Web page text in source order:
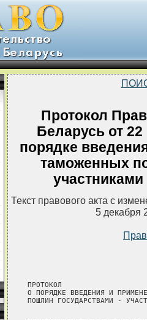
Протокол
Беларусь от
порядке
таможенных
Текст правового акта с
5 декабря
ПРОТОКОЛ
О ПОРЯДКЕ ВВЕДЕНИЯ И
ПОШЛИН ГОСУДАРСТВАМИ -